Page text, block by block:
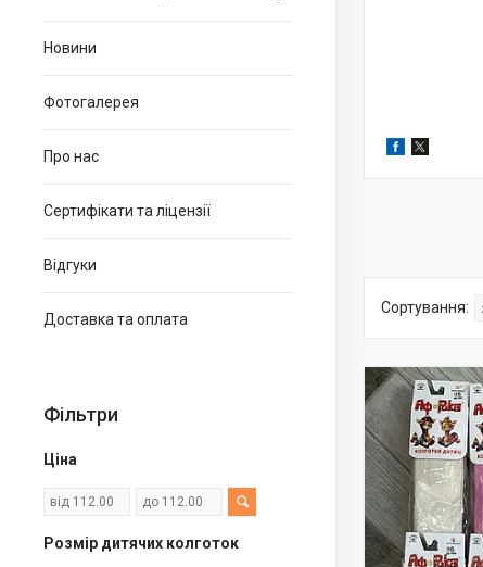
Новини
Фотогалерея
Про нас
Сертифікати та ліцензії
Відгуки
Доставка та оплата
Фільтри
Ціна
Розмір дитячих колготок